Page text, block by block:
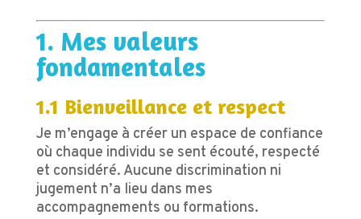
1. Mes valeurs
fondamentales
1.1 Bienveillance et respect
Je m’engage à créer un espace de confiance
où chaque individu se sent écouté, respecté
et considéré. Aucune discrimination ni
jugement n’a lieu dans mes
accompagnements ou formations.